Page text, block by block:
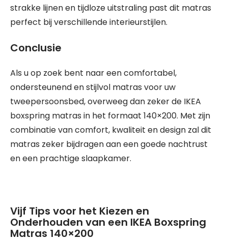
strakke lijnen en tijdloze uitstraling past dit matras
perfect bij verschillende interieurstijlen.
Conclusie
Als u op zoek bent naar een comfortabel,
ondersteunend en stijlvol matras voor uw
tweepersoonsbed, overweeg dan zeker de IKEA
boxspring matras in het formaat 140×200. Met zijn
combinatie van comfort, kwaliteit en design zal dit
matras zeker bijdragen aan een goede nachtrust
en een prachtige slaapkamer.
Vijf Tips voor het Kiezen en
Onderhouden van een IKEA Boxspring
Matras 140×200